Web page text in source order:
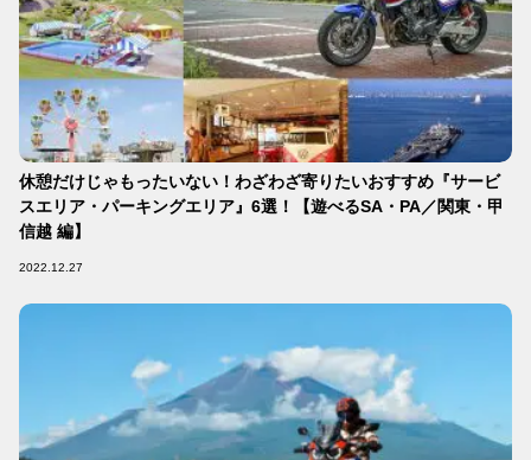
休憩だけじゃもったいない！わざわざ寄りたいおすすめ『サービ
スエリア・パーキングエリア』6選！【遊べるSA・PA／関東・甲
信越 編】
2022.12.27